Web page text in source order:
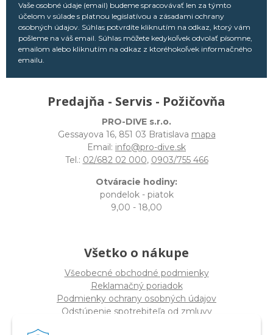
Vaše osobné údaje (email) budeme spracovávať len za týmto
účelom v súlade s platnou legislatívou a zásadami ochrany
osobných údajov. Súhlas potvrdíte kliknutím na odkaz, ktorý vám
pošleme na váš email. Súhlas môžete kedykoľvek odvolať písomne,
emailom alebo kliknutím na odkaz z ktoréhokoľvek informačného
emailu.
Predajňa - Servis - Požičovňa
PRO-DIVE s.r.o.
Gessayova 16, 851 03 Bratislava mapa
Email: info@pro-dive.sk
Tel.: 02/682 02 000, 0903/755 466
Otváracie hodiny:
pondelok - piatok
9,00 - 18,00
Všetko o nákupe
Všeobecné obchodné podmienky
Reklamačný poriadok
Podmienky ochrany osobných údajov
Odstúpenie spotrebiteľa od zmluvy